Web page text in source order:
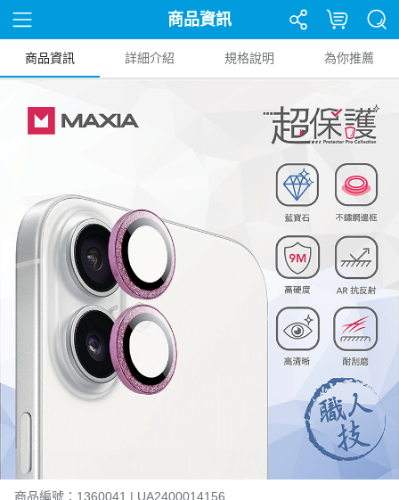
商品資訊
商品資訊 詳細介紹 規格說明 為你推薦
商品編號：1360041 | UA2400014156